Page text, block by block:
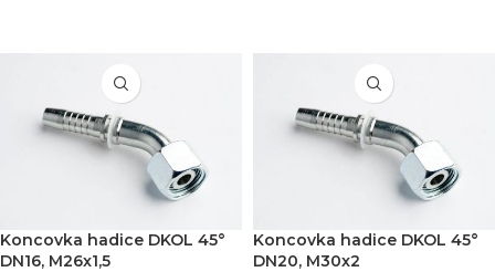
Koncovka hadice DKOL 45°
DN16, M26x1,5
Koncovka hadice DKOL 45°
DN20, M30x2